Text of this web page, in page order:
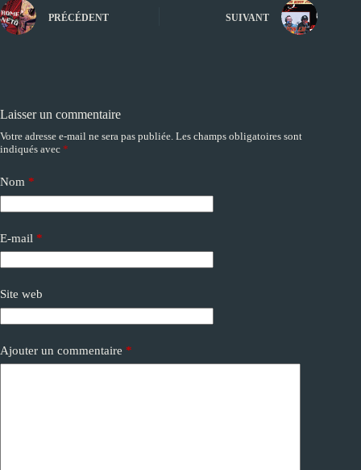
PRÉCÉDENT SUIVANT
Laisser un commentaire
Votre adresse e-mail ne sera pas publiée. Les champs obligatoires sont
indiqués avec *
Nom *
E-mail *
Site web
Ajouter un commentaire *
A
l
e
r
n
t
i
v
: